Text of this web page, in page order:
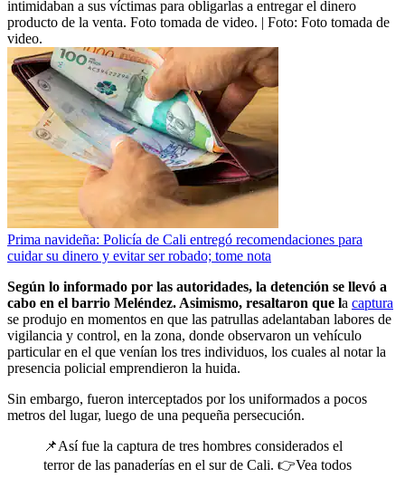
intimidaban a sus víctimas para obligarlas a entregar el dinero
producto de la venta. Foto tomada de video. | Foto: Foto tomada de
video.
Prima navideña: Policía de Cali entregó recomendaciones para
cuidar su dinero y evitar ser robado; tome nota
Según lo informado por las autoridades, la detención se llevó a
cabo en el barrio Meléndez. Asimismo, resaltaron que la captura
se produjo en momentos en que las patrullas adelantaban labores de
vigilancia y control, en la zona, donde observaron un vehículo
particular en el que venían los tres individuos, los cuales al notar la
presencia policial emprendieron la huida.
Sin embargo, fueron interceptados por los uniformados a pocos
metros del lugar, luego de una pequeña persecución.
📌Así fue la captura de tres hombres considerados el
terror de las panaderías en el sur de Cali. 👉Vea todos